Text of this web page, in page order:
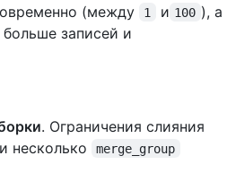
(между
1 и 100 ), а
записей и
. Ограничения слияния
несколько
merge_group